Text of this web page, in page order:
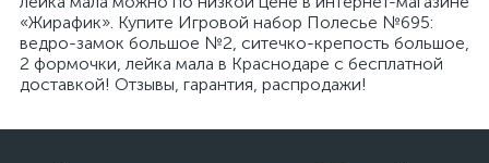
«Жирафик». Купите Игровой набор Полесье №695:
ведро-замок большое №2, ситечко-крепость большое,
2 формочки, лейка мала в Краснодаре с бесплатной
доставкой! Отзывы, гарантия, распродажи!